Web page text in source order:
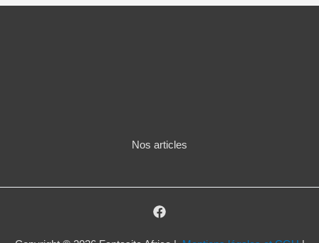
Nos articles